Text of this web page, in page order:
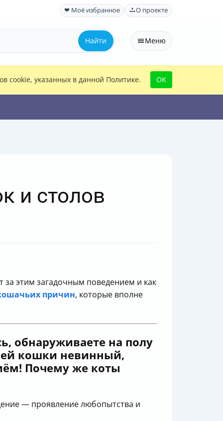
❤ Моё избранное О проекте
Найти Меню
cookie, указанных в данной Политике. OK
и столов
за этим загадочным поведением и как
причин, которые вполне
обнаруживаете на полу
кошки невинный,
Почему же коты
— проявление любопытства и